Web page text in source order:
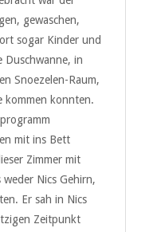
gewaschen,
sogar Kinder und
Duschwanne, in
Snoezelen-Raum,
kommen konnten.
mit ins Bett
Zimmer mit
Nics Gehirn,
Er sah in Nics
Zeitpunkt